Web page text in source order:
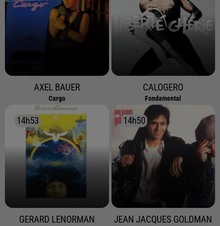
AXEL BAUER
Cargo
CALOGERO
Fondamental
14h53
14h53
GERARD LENORMAN
14h50
14h50
JEAN JACQUES GOLDMAN